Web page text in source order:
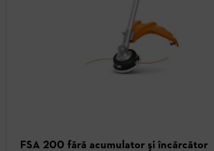
FSA 200 fără acumulator şi încărcător